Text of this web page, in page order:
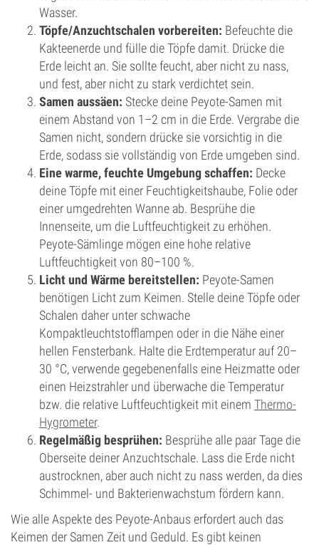
Wasser.
Töpfe/Anzuchtschalen vorbereiten: Befeuchte die
Kakteenerde und fülle die Töpfe damit. Drücke die
Erde leicht an. Sie sollte feucht, aber nicht zu nass,
und fest, aber nicht zu stark verdichtet sein.
Samen aussäen: Stecke deine Peyote-Samen mit
einem Abstand von 1–2 cm in die Erde. Vergrabe die
Samen nicht, sondern drücke sie vorsichtig in die
Erde, sodass sie vollständig von Erde umgeben sind.
Eine warme, feuchte Umgebung schaffen: Decke
deine Töpfe mit einer Feuchtigkeitshaube, Folie oder
einer umgedrehten Wanne ab. Besprühe die
Innenseite, um die Luftfeuchtigkeit zu erhöhen.
Peyote-Sämlinge mögen eine hohe relative
Luftfeuchtigkeit von 80–100 %.
Licht und Wärme bereitstellen: Peyote-Samen
benötigen Licht zum Keimen. Stelle deine Töpfe oder
Schalen daher unter schwache
Kompaktleuchtstofflampen oder in die Nähe einer
hellen Fensterbank. Halte die Erdtemperatur auf 20–
30 °C, verwende gegebenenfalls eine Heizmatte oder
einen Heizstrahler und überwache die Temperatur
bzw. die relative Luftfeuchtigkeit mit einem Thermo-
Hygrometer.
Regelmäßig besprühen: Besprühe alle paar Tage die
Oberseite deiner Anzuchtschale. Lass die Erde nicht
austrocknen, aber auch nicht zu nass werden, da dies
Schimmel- und Bakterienwachstum fördern kann.
Wie alle Aspekte des Peyote-Anbaus erfordert auch das
Keimen der Samen Zeit und Geduld. Es gibt keinen